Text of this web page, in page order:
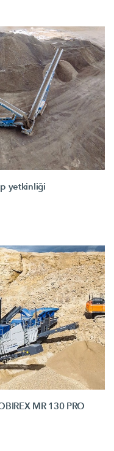
yetkinliği
MR 130 PRO